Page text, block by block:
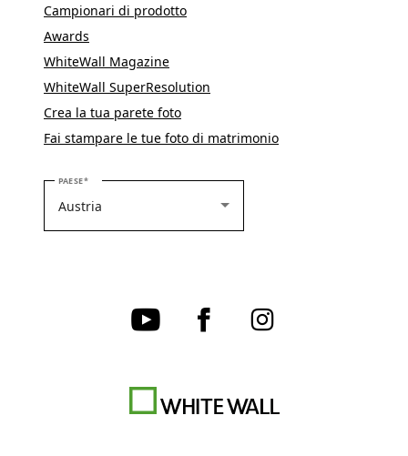
Campionari di prodotto
Awards
WhiteWall Magazine
WhiteWall SuperResolution
Crea la tua parete foto
Fai stampare le tue foto di matrimonio
PAESESELEZIONARE IL PROPRIO PAESE